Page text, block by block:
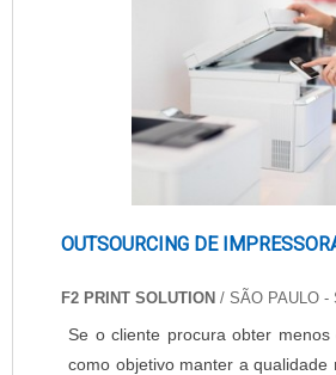
OUTSOURCING DE
F2 PRINT SOLUTION / SÃO PAULO -
Se o cliente procura obter menos
como objetivo manter a qualidade